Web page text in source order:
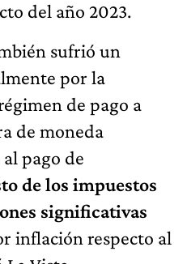
del año 2023.
sufrió un
por la
de pago a
de moneda
pago de
de los impuestos
significativas
inflación respecto al